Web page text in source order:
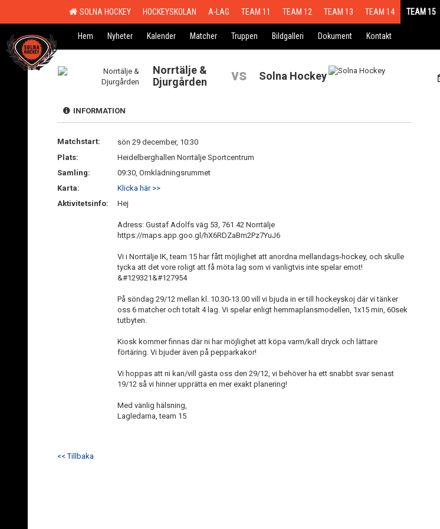
SOLNA HOCKEY HOCKEYSKOLAN A-LAG TEAM 11 TEAM 12 TEAM 13 TEAM 14 TEAM 15
Hem Nyheter Kalender Matcher Truppen Bildgalleri Dokument Kontakt
Norrtälje &
Djurgården
vs Solna Hockey
INFORMATION
Matchstart:
sön 29 december, 10:30
Plats:
Heidelberghallen Norrtälje Sportcentrum
Samling:
09:30, Omklädningsrummet
Karta:
Klicka här >>
Aktivitetsinfo:
Hej
Adress: Gustaf Adolfs väg 53, 761 42 Norrtälje
https://maps.app.goo.gl/hX6RDZaBm2Pz7YuJ6
Vi i Norrtälje IK, team 15 har fått möjlighet att anordna mellandags-hockey, och skulle
tycka att det vore roligt att få möta lag som vi vanligtvis inte spelar emot!
&#129321&#127954
På söndag 29/12 mellan kl. 10.30-13.00 vill vi bjuda in er till hockeyskoj där vi tänker
oss 6 matcher och totalt 4 lag. Vi spelar enligt hemmaplansmodellen, 1x15 min, 60sek
tutbyten.
Kiosk kommer finnas där ni har möjlighet att köpa varm/kall dryck och lättare
förtäring. Vi bjuder även på pepparkakor!
Vi hoppas att ni kan/vill gästa oss den 29/12, vi behöver ha ett snabbt svar senast
19/12 så vi hinner upprätta en mer exakt planering!
Med vänlig hälsning,
Lagledarna, team 15
<< Tillbaka